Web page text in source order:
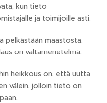
kun tieto
ja toimijoille asti.
pelkästään maastosta.
on valtamenetelmä.
heikkous on, että uutta
välein, jolloin tieto on